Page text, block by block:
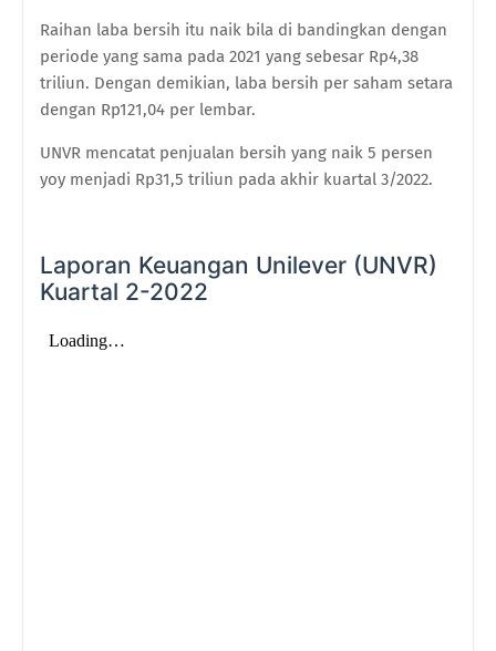
Raihan laba bersih itu naik bila di bandingkan dengan
periode yang sama pada 2021 yang sebesar Rp4,38
triliun. Dengan demikian, laba bersih per saham setara
dengan Rp121,04 per lembar.
UNVR mencatat penjualan bersih yang naik 5 persen
yoy menjadi Rp31,5 triliun pada akhir kuartal 3/2022.
Laporan Keuangan Unilever (UNVR)
Kuartal 2-2022